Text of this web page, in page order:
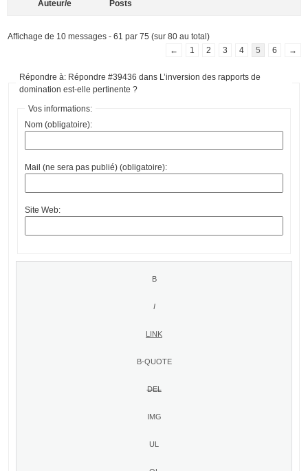
Auteur/e Posts
Affichage de 10 messages - 61 par 75 (sur 80 au total)
←
1 2 3 4 5 6 →
Répondre à: Répondre #39436 dans L’inversion des rapports de
domination est-elle pertinente ?
Vos informations:
Nom (obligatoire):
Mail (ne sera pas publié) (obligatoire):
Site Web: